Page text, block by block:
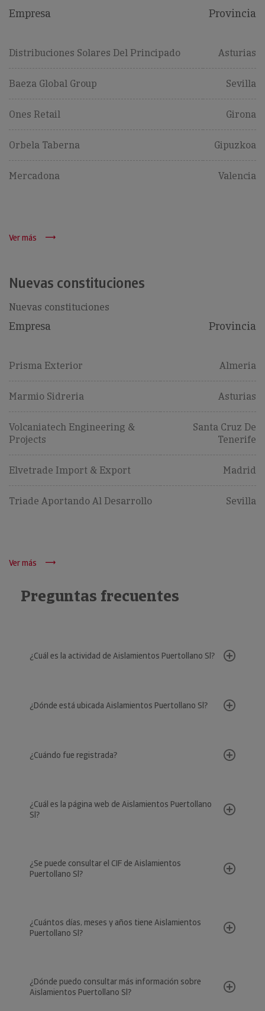
Empresa Provincia
Distribuciones Solares Del Principado Asturias
Baeza Global Group Sevilla
Ones Retail Girona
Orbela Taberna Gipuzkoa
Mercadona Valencia
Ver más
Nuevas constituciones
Nuevas constituciones
Empresa Provincia
Prisma Exterior Almeria
Marmio Sidreria Asturias
Volcaniatech Engineering &
Projects
Santa Cruz De
Tenerife
Elvetrade Import & Export Madrid
Triade Aportando Al Desarrollo Sevilla
Ver más
Preguntas frecuentes
¿Cuál es la actividad de Aislamientos Puertollano Sl?
¿Dónde está ubicada Aislamientos Puertollano Sl?
¿Cuándo fue registrada?
¿Cuál es la página web de Aislamientos Puertollano
Sl?
¿Se puede consultar el CIF de Aislamientos
Puertollano Sl?
¿Cuántos días, meses y años tiene Aislamientos
Puertollano Sl?
¿Dónde puedo consultar más información sobre
Aislamientos Puertollano Sl?